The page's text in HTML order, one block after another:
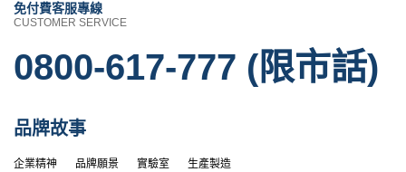
免付費客服專線
CUSTOMER SERVICE
0800-617-777 (限市話)
品牌故事
企業精神 品牌願景 實驗室 生產製造